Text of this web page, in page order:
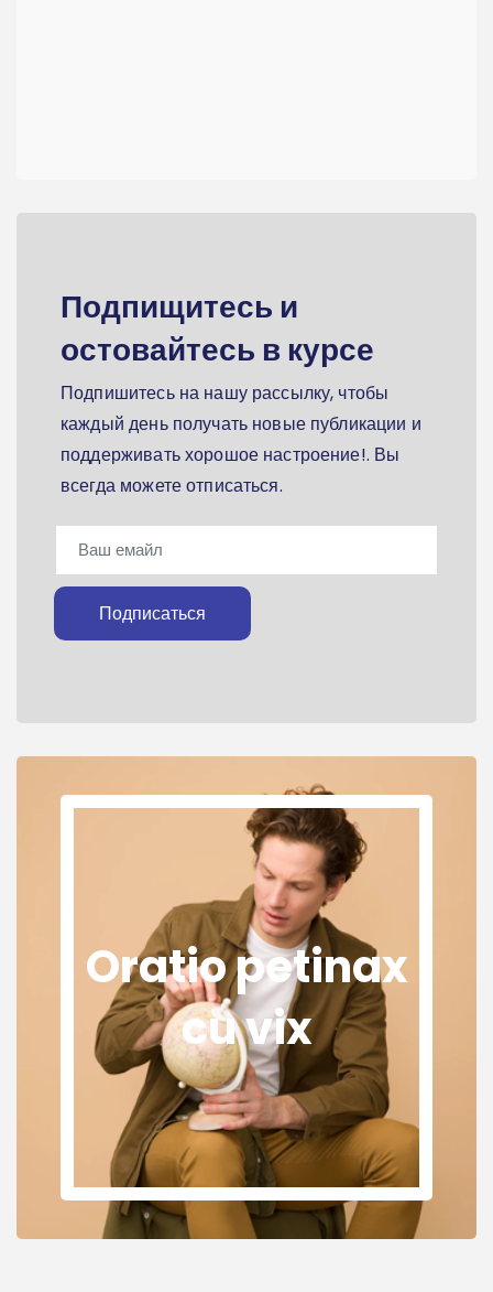
Подпищитесь и
остовайтесь в курсе
Подпишитесь на нашу рассылку, чтобы
каждый день получать новые публикации и
поддерживать хорошое настроение!. Вы
всегда можете отписаться.
Подписаться
Oratio petinax
cu vix